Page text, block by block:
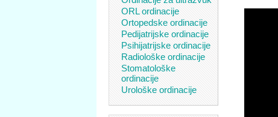
ORL ordinacije
Ortopedske ordinacije
Pedijatrijske ordinacije
Psihijatrijske ordinacije
Radiološke ordinacije
Stomatološke
ordinacije
Urološke ordinacije